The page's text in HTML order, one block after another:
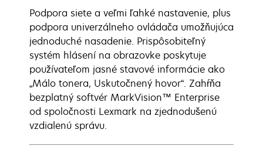
Podpora siete a veľmi ľahké nastavenie, plus
podpora univerzálneho ovládača umožňujúca
jednoduché nasadenie. Prispôsobiteľný
systém hlásení na obrazovke poskytuje
používateľom jasné stavové informácie ako
„Málo tonera, Uskutočnený hovor“. Zahŕňa
bezplatný softvér MarkVision™ Enterprise
od spoločnosti Lexmark na zjednodušenú
vzdialenú správu.